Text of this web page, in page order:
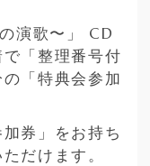
演歌〜」 CD
「整理番号付
「特典会参加
券」をお持ち
だけます。